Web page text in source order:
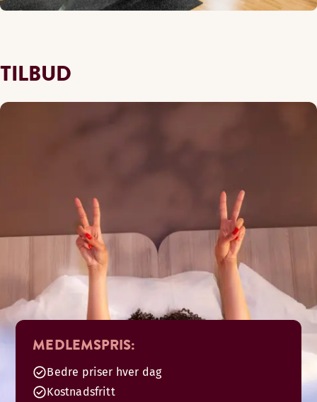
TILBUD
MEDLEMSPRIS:
Bedre priser hver dag
Kostnadsfritt